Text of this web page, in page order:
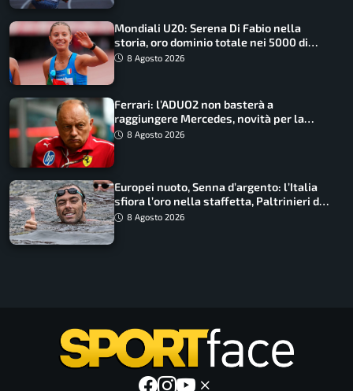
Mondiali U20: Serena Di Fabio nella
storia, oro dominio totale nei 5000 di
marcia
8 Agosto 2026
Ferrari: l’ADUO2 non basterà a
raggiungere Mercedes, novità per la
Macarena
8 Agosto 2026
Europei nuoto, Senna d’argento: l’Italia
sfiora l’oro nella staffetta, Paltrinieri da
urlo, il bilancio azzurro
8 Agosto 2026